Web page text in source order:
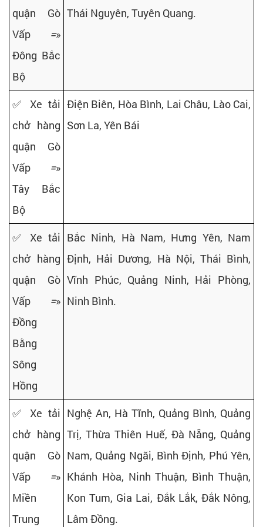
quận Gò
Vấp =»
Đông Bắc
Bộ
Thái Nguyên, Tuyên Quang.
✅ Xe tải
chở hàng
quận Gò
Vấp =»
Tây Bắc
Bộ
Điện Biên, Hòa Bình, Lai Châu, Lào Cai,
Sơn La, Yên Bái
✅ Xe tải
chở hàng
quận Gò
Vấp =»
Đồng
Bằng
Sông
Hồng
Bắc Ninh, Hà Nam, Hưng Yên, Nam
Định, Hải Dương, Hà Nội, Thái Bình,
Vĩnh Phúc, Quảng Ninh, Hải Phòng,
Ninh Bình.
✅ Xe tải
chở hàng
quận Gò
Vấp =»
Miền
Trung
Nghệ An, Hà Tĩnh, Quảng Bình, Quảng
Trị, Thừa Thiên Huế, Đà Nẵng, Quảng
Nam, Quảng Ngãi, Bình Định, Phú Yên,
Khánh Hòa, Ninh Thuận, Bình Thuận,
Kon Tum, Gia Lai, Đắk Lắk, Đắk Nông,
Lâm Đồng.